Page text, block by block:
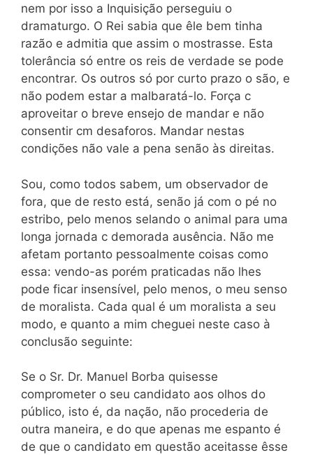
nem por isso a Inquisição perseguiu o
dramaturgo. O Rei sabia que êle bem tinha
razão e admitia que assim o mostrasse. Esta
tolerância só entre os reis de verdade se pode
encontrar. Os outros só por curto prazo o são, e
não podem estar a malbaratá-lo. Força c
aproveitar o breve ensejo de mandar e não
consentir cm desaforos. Mandar nestas
condições não vale a pena senão às direitas.
Sou, como todos sabem, um observador de
fora, que de resto está, senão já com o pé no
estribo, pelo menos selando o animal para uma
longa jornada c demorada ausência. Não me
afetam portanto pessoalmente coisas como
essa: vendo-as porém praticadas não lhes
pode ficar insensível, pelo menos, o meu senso
de moralista. Cada qual é um moralista a seu
modo, e quanto a mim cheguei neste caso à
conclusão seguinte:
Se o Sr. Dr. Manuel Borba quisesse
comprometer o seu candidato aos olhos do
público, isto é, da nação, não procederia de
outra maneira, e do que apenas me espanto é
de que o candidato em questão aceitasse êsse